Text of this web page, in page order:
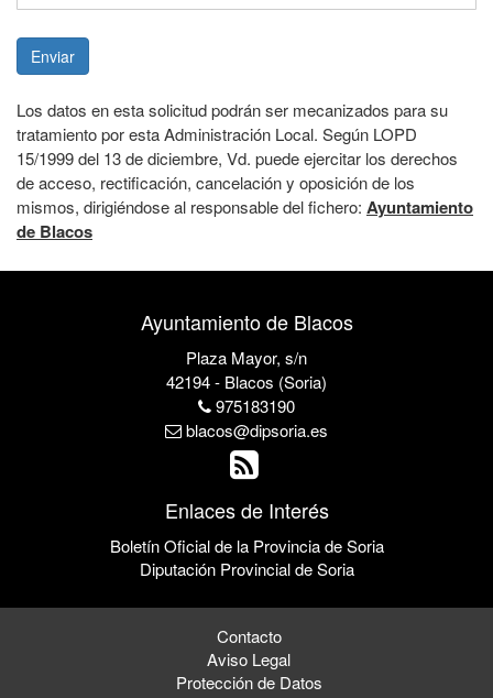
Enviar
Los datos en esta solicitud podrán ser mecanizados para su
tratamiento por esta Administración Local. Según LOPD
15/1999 del 13 de diciembre, Vd. puede ejercitar los derechos
de acceso, rectificación, cancelación y oposición de los
mismos, dirigiéndose al responsable del fichero: Ayuntamiento
de Blacos
Ayuntamiento de Blacos
Plaza Mayor, s/n
42194 - Blacos (Soria)
975183190
blacos@dipsoria.es
Enlaces de Interés
Boletín Oficial de la Provincia de Soria
Diputación Provincial de Soria
Contacto
Aviso Legal
Protección de Datos